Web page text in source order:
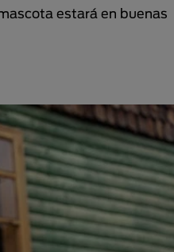
estará en buenas